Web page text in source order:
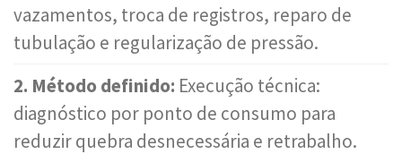
vazamentos, troca de registros, reparo de
tubulação e regularização de pressão.
2. Método definido: Execução técnica:
diagnóstico por ponto de consumo para
reduzir quebra desnecessária e retrabalho.